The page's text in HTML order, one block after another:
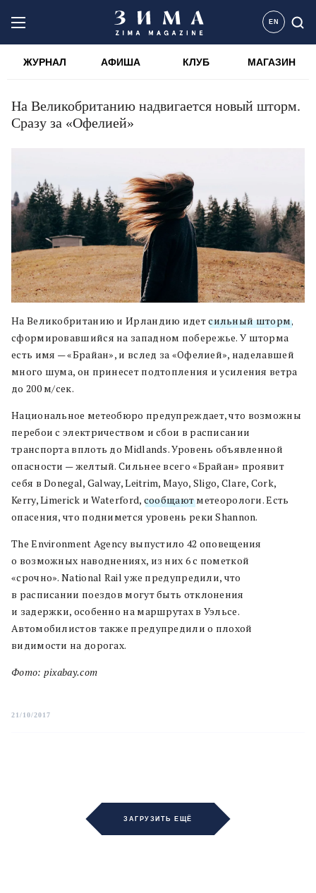
EN
ЖУРНАЛ АФИША КЛУБ МАГАЗИН
На Великобританию надвигается новый шторм.
Сразу за «Офелией»
На Великобританию и Ирландию идетсильный шторм,
сформировавшийся на западном побережье. У шторма
есть имя — «Брайан», и вслед за «Офелией», наделавшей
много шума, он принесет подтопления и усиления ветра
до 200 м/сек.
Национальное метеобюро предупреждает, что возможны
перебои с электричеством и сбои в расписании
транспорта вплоть до Midlands. Уровень объявленной
опасности — желтый. Сильнее всего «Брайан» проявит
себя в Donegal, Galway, Leitrim, Mayo, Sligo, Clare, Cork,
Kerry, Limerick и Waterford, сообщаютметеорологи. Есть
опасения, что поднимется уровень реки Shannon.
The Environment Agency выпустило 42 оповещения
о возможных наводнениях, из них 6 с пометкой
«срочно». National Rail уже предупредили, что
в расписании поездов могут быть отклонения
и задержки, особенно на маршрутах в Уэльсе.
Автомобилистов также предупредили о плохой
видимости на дорогах.
Фото: pixabay.com
21/10/2017
ЗАГРУЗИТЬ ЕЩЁ